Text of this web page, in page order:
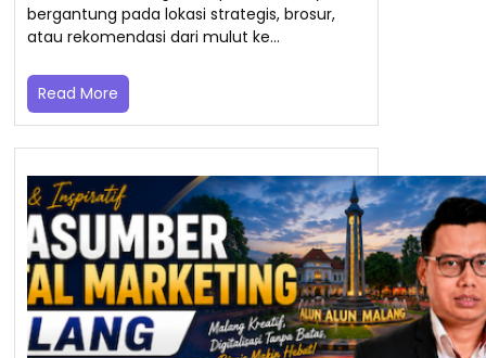
bergantung pada lokasi strategis, brosur,
atau rekomendasi dari mulut ke…
Read More